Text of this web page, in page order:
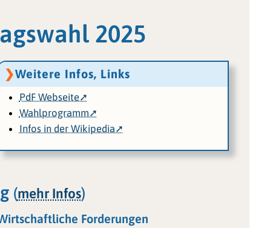
2025
Weitere Infos, Links
PdF Webseite
Wahlprogramm
Infos in der Wikipedia
(mehr Infos)
Forderungen